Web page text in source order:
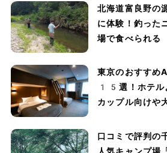
北海道富良野の
に体験！釣った
場で食べられる
東京のおすすめ
15選！ホテル
カップル向けや
口コミで評判の
人気キャンプ場